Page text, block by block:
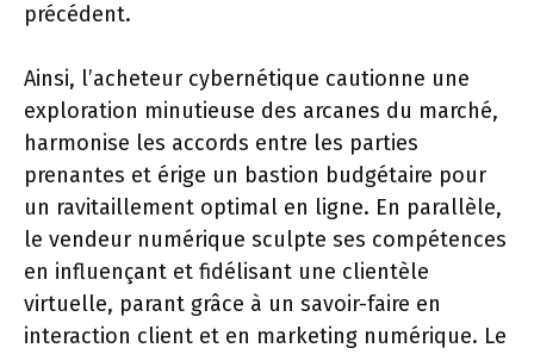
précédent.
Ainsi, l’acheteur cybernétique cautionne une
exploration minutieuse des arcanes du marché,
harmonise les accords entre les parties
prenantes et érige un bastion budgétaire pour
un ravitaillement optimal en ligne. En parallèle,
le vendeur numérique sculpte ses compétences
en influençant et fidélisant une clientèle
virtuelle, parant grâce à un savoir-faire en
interaction client et en marketing numérique. Le